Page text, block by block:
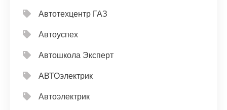
Автотехцентр ГАЗ
Автоуспех
Автошкола Эксперт
АВТОэлектрик
Автоэлектрик